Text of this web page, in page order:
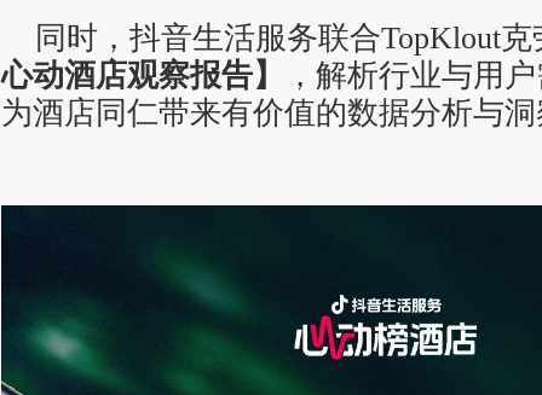
同时，抖音生活服务联合TopKlout
心动酒店观察报告】
，解析行业与用
为酒店同仁带来有价值的数据分析与